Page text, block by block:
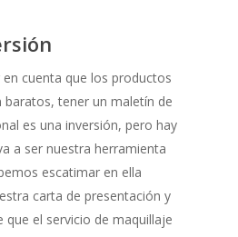
cuenta que los productos
tener un maletín de
es una inversión, pero hay
a ser nuestra herramienta
escatimar en ella
carta de presentación y
que el servicio de maquillaje